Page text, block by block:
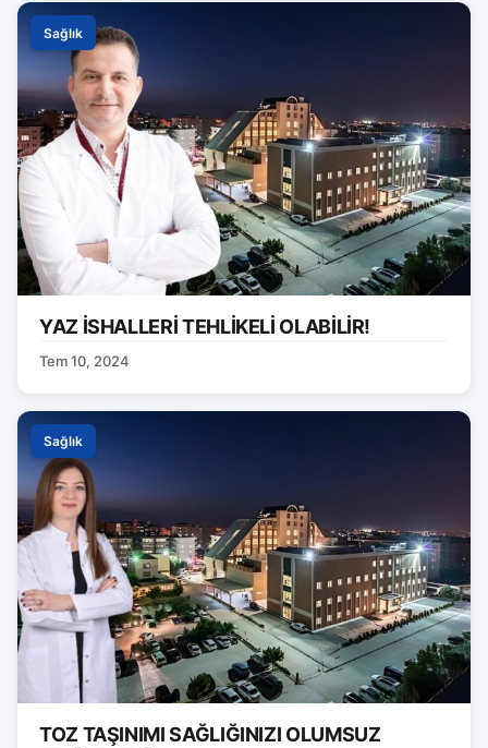
Sağlık
YAZ İSHALLERİ TEHLİKELİ OLABİLİR!
Tem 10, 2024
Sağlık
TOZ TAŞINIMI SAĞLIĞINIZI OLUMSUZ